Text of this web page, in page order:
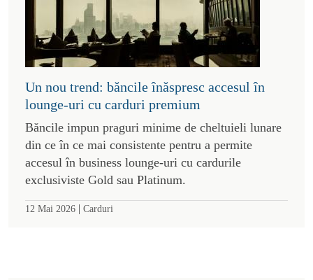
Un nou trend: băncile înăspresc accesul în
lounge-uri cu carduri premium
Băncile impun praguri minime de cheltuieli lunare
din ce în ce mai consistente pentru a permite
accesul în business lounge-uri cu cardurile
exclusiviste Gold sau Platinum.
12 Mai 2026 | Carduri